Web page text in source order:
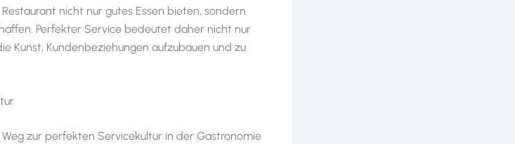
nicht nur gutes Essen bieten, sondern
Perfekter Service bedeutet daher nicht nur
Kunst, Kundenbeziehungen aufzubauen und zu
zur perfekten Servicekultur in der Gastronomie